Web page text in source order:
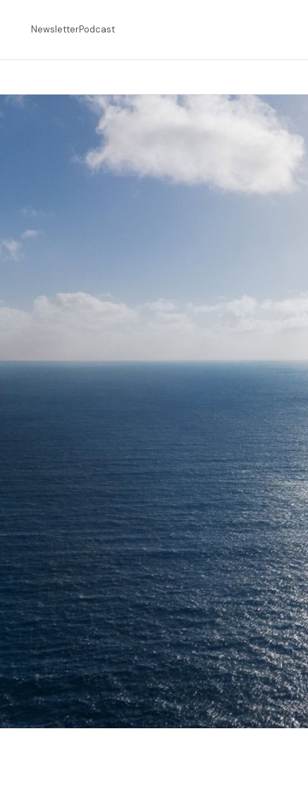
NewsletterPodcast